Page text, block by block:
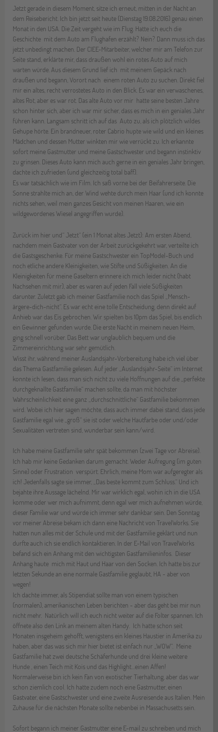
Jetzt gerade in diesem Moment, sitze ich erneut, mitten in der Nacht an
dem Reisebericht. Ich bin jetzt seit heute (Dienstag 19.08.2016) genau einen
Monat in den USA. Die Zeit vergeht wie im Flug. Hatte ich euch die
Geschichte mit dem Auto am Flughafen erzählt? Nein? Dann muss ich das
jetzt unbedingt machen. Der CIEE-Mitarbeiter, welcher mir am Telefon zur
Seite stand, erklärte mir, dass draußen wohl ein rotes Auto auf mich
warten würde. Aus diesem Grund lief ich mit meinem Gepäck nach
draußen und begann, Vorort nach einem roten Auto zu suchen. Direkt fiel
mir ein altes, recht verrostetes Auto in den Blick. Es war ein verwaschenes,
altes Rot, aber es war rot. Das alte Auto vor mir hatte seine besten Jahre
schon hinter sich, aber ich war mir sicher, dass es mich in ein geniales Jahr
führen kann. Langsam schritt ich auf das Auto zu, als ich plötzlich wildes
Gehupe hörte. Ein brandneuer, roter Cabrio hupte wie wild und ein kleines
Mädchen und dessen Mutter winkten mir wie verrückt zu. Ich erkannte
sofort meine Gastmutter und meine Gastschwester und begann instinktiv
zu grinsen. Dieses Auto kann mich auch gerne in ein geniales Jahr bringen,
dachte ich zufrieden (und gleichzeitig total baff).
Es war tatsächlich wie im Film. Ich saß vorne bei der Beifahrerseite. Die
Sonne strahlte mich an, der Wind wehte durch mein Haar (und ich konnte
nichts sehen, weil mein ganzes Gesicht von meinen Haaren, wie ein
wildgewordenes Wiesel angegriffen wurde).
Zurück im hier und“ Jetzt“ (ein 1 Monat altes Jetzt): Am ersten Abend,
nachdem mein Gastvater von der Arbeit zurückgekehrt war, verteilte ich
die Gastsgeschenke. Für meine Gastschwester ein TopModel-Buch und
noch etliche andere Kleinigkeiten, wie Stifte und Süßigkeiten. An die
Kleinigkeiten für meine Gaseltern erinnere ich mich leider nicht (habt
Nachsehen mit mir), aber es waren auf jeden Fall viele Süßigkeiten
darunter. Zuletzt gab ich meiner Gastfamilie noch das Spiel „Mensch-
ärgere-dich-nicht“. Es war echt eine tolle Entscheidung, denn direkt auf
Anhieb war das Eis gebrochen. Wir spielten bis 10pm das Spiel, bis endlich
ein Gewinner gefunden wurde. Die erste Nacht in meinem neuen Heim,
ging schnell vorüber. Das Bett war unglaublich bequem und die
Zimmereinrichtung war sehr gemütlich.
Wisst ihr, während meiner Auslandsjahr-Vorbereitung habe ich viel über
das Thema Gastfamilie gelesen. Auf jeder „Auslandsjahr-Seite“ im Internet
konnte ich lesen, dass man sich nicht zu viele Hoffnungen auf die „perfekte
durchgeknallte Gastfamilie“ machen sollte, da man mit höchster
Wahrscheinlichkeit eine ganz „durchschnittliche“ Gastfamilie bekommen
wird. Wobei ich hier sagen möchte, dass auch immer dabei stand, dass jede
Gastfamilie egal wie „groß“ sie ist oder welche Hautfarbe oder und/oder
Sexualitäten vertreten sind, wunderbar sein kann/wird.
Ich habe meine Gastfamilie sehr spät bekommen (zwei Tage vor Abreise).
Ich hab mir keine Gedanken darum gemacht. Weder Aufregung (im guten
Sinne) oder Frustration verspürt. Ehrlich, meine Mom war aufgeregter als
ich! Jedenfalls sagte sie immer, „Das beste kommt zum Schluss.“ Und ich
bejahte ihre Aussage lächelnd. Mir war wirklich egal, wohin ich in die USA
komme oder wer mich aufnimmt, denn egal wer mich aufnehmen würde,
dieser Familie war und würde ich immer sehr dankbar sein. Den Sonntag
vor meiner Abreise bekam ich dann eine Nachricht von TravelWorks. Sie
hatten nun alles mit der Schule und mit der Gastfamilie geklärt und nun
durfte auch ich sie endlich kontaktieren. In der E-Mail von TravelWorks
befand sich ein Anhang mit den wichtigsten Gastfamilieninfos. Dieser
Anhang haute mich mit Haut und Haar von den Socken. Ich hatte bis zur
letzten Sekunde an eine normale Gastfamilie geglaubt, HA - aber von
wegen!
Ich dachte immer, als Stipendiat sollte man von einem typischen
(normalen), amerikanischen Leben berichten - aber das geht bei mir nun
nicht mehr. Natürlich will ich euch nicht weiter auf die Folter spannen. Ich
öffnete also den Link an meinem alten Handy. Ich hatte schon seit
Monaten insgeheim gehofft, wenigstens ein kleines Haustier in Amerika zu
haben, aber das was sich mir hier bietet ist einfach nur „WOW“. Meine
Gastfamilie hat zwei deutsche Schäferhunde und drei kleine weitere
Hunde , einen Teich mit Kois und das Highlight…einen Affen!
Normalerweise bin ich kein Fan von exotischer Tierhaltung, aber das war
schon ziemlich cool. Ich hatte zudem noch eine Gastmutter, einen
Gastvater, eine Gastschwester und eine zweite Ausreisende aus Italien. Mein
Zuhause für die nächsten Monate sollte nebenbei in Massachusetts sein.
Sofort begann ich meiner Gastmutter eine E-mail zu schreiben und mich